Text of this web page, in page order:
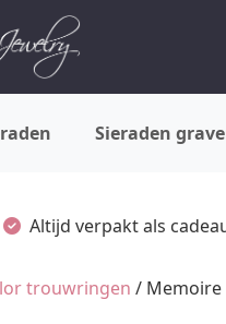
Sieraden
Altijd verpakt als
trouwringen / Memoire